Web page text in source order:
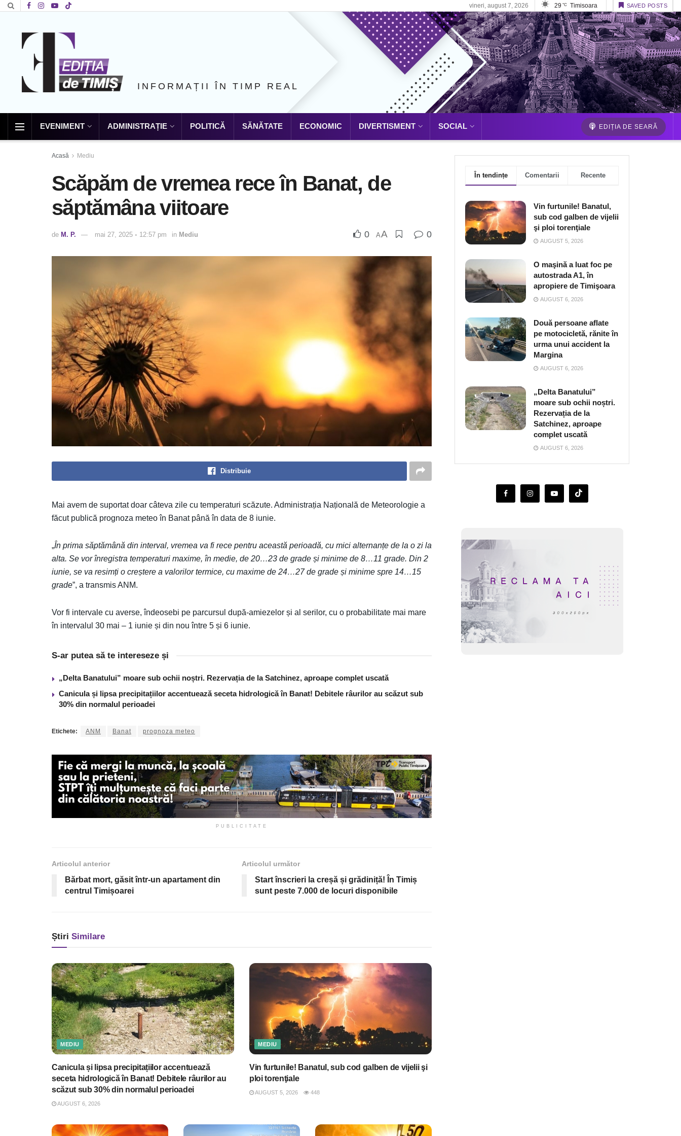
vineri, august 7, 2026 29 °C Timisoara SAVED POSTS
INFORMAȚII ÎN TIMP REAL
EVENIMENT ADMINISTRAȚIE POLITICĂ SĂNĂTATE ECONOMIC DIVERTISMENT SOCIAL EDIȚIA DE SEARĂ
Acasă Mediu
Scăpăm de vremea rece în Banat, de
săptămâna viitoare
de M. P. mai 27, 2025 ◦ 12:57 pm in Mediu 0 AA 0
Distribuie
Mai avem de suportat doar câteva zile cu temperaturi scăzute. Administrația Națională de Meteorologie a
făcut publică prognoza meteo în Banat până în data de 8 iunie.
„În prima săptămână din interval, vremea va fi rece pentru această perioadă, cu mici alternanțe de la o zi la
alta. Se vor înregistra temperaturi maxime, în medie, de 20…23 de grade și minime de 8…11 grade. Din 2
iunie, se va resimți o creștere a valorilor termice, cu maxime de 24…27 de grade și minime spre 14…15
grade”, a transmis ANM.
Vor fi intervale cu averse, îndeosebi pe parcursul după-amiezelor și al serilor, cu o probabilitate mai mare
în intervalul 30 mai – 1 iunie și din nou între 5 și 6 iunie.
S-ar putea să te intereseze și
„Delta Banatului” moare sub ochii noștri. Rezervația de la Satchinez, aproape complet uscată
Canicula și lipsa precipitațiilor accentuează seceta hidrologică în Banat! Debitele râurilor au scăzut sub
30% din normalul perioadei
Etichete: ANM Banat prognoza meteo
PUBLICITATE
Articolul anterior
Bărbat mort, găsit într-un apartament din
centrul Timișoarei
Articolul următor
Start înscrieri la creșă și grădiniță! În Timiș
sunt peste 7.000 de locuri disponibile
Știri Similare
MEDIU
Canicula și lipsa precipitațiilor accentuează
seceta hidrologică în Banat! Debitele râurilor au
scăzut sub 30% din normalul perioadei
AUGUST 6, 2026
MEDIU
Vin furtunile! Banatul, sub cod galben de vijelii şi
ploi torenţiale
AUGUST 5, 2026 448
În tendințe Comentarii Recente
Vin furtunile! Banatul,
sub cod galben de vijelii
şi ploi torenţiale
AUGUST 5, 2026
O maşină a luat foc pe
autostrada A1, în
apropiere de Timişoara
AUGUST 6, 2026
Două persoane aflate
pe motocicletă, rănite în
urma unui accident la
Margina
AUGUST 6, 2026
„Delta Banatului”
moare sub ochii noștri.
Rezervația de la
Satchinez, aproape
complet uscată
AUGUST 6, 2026